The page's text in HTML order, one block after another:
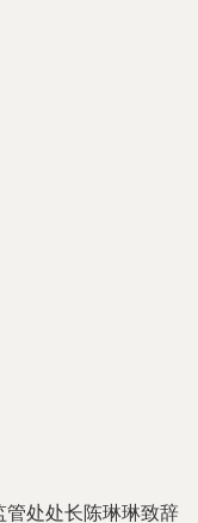
管处处长陈琳琳致辞